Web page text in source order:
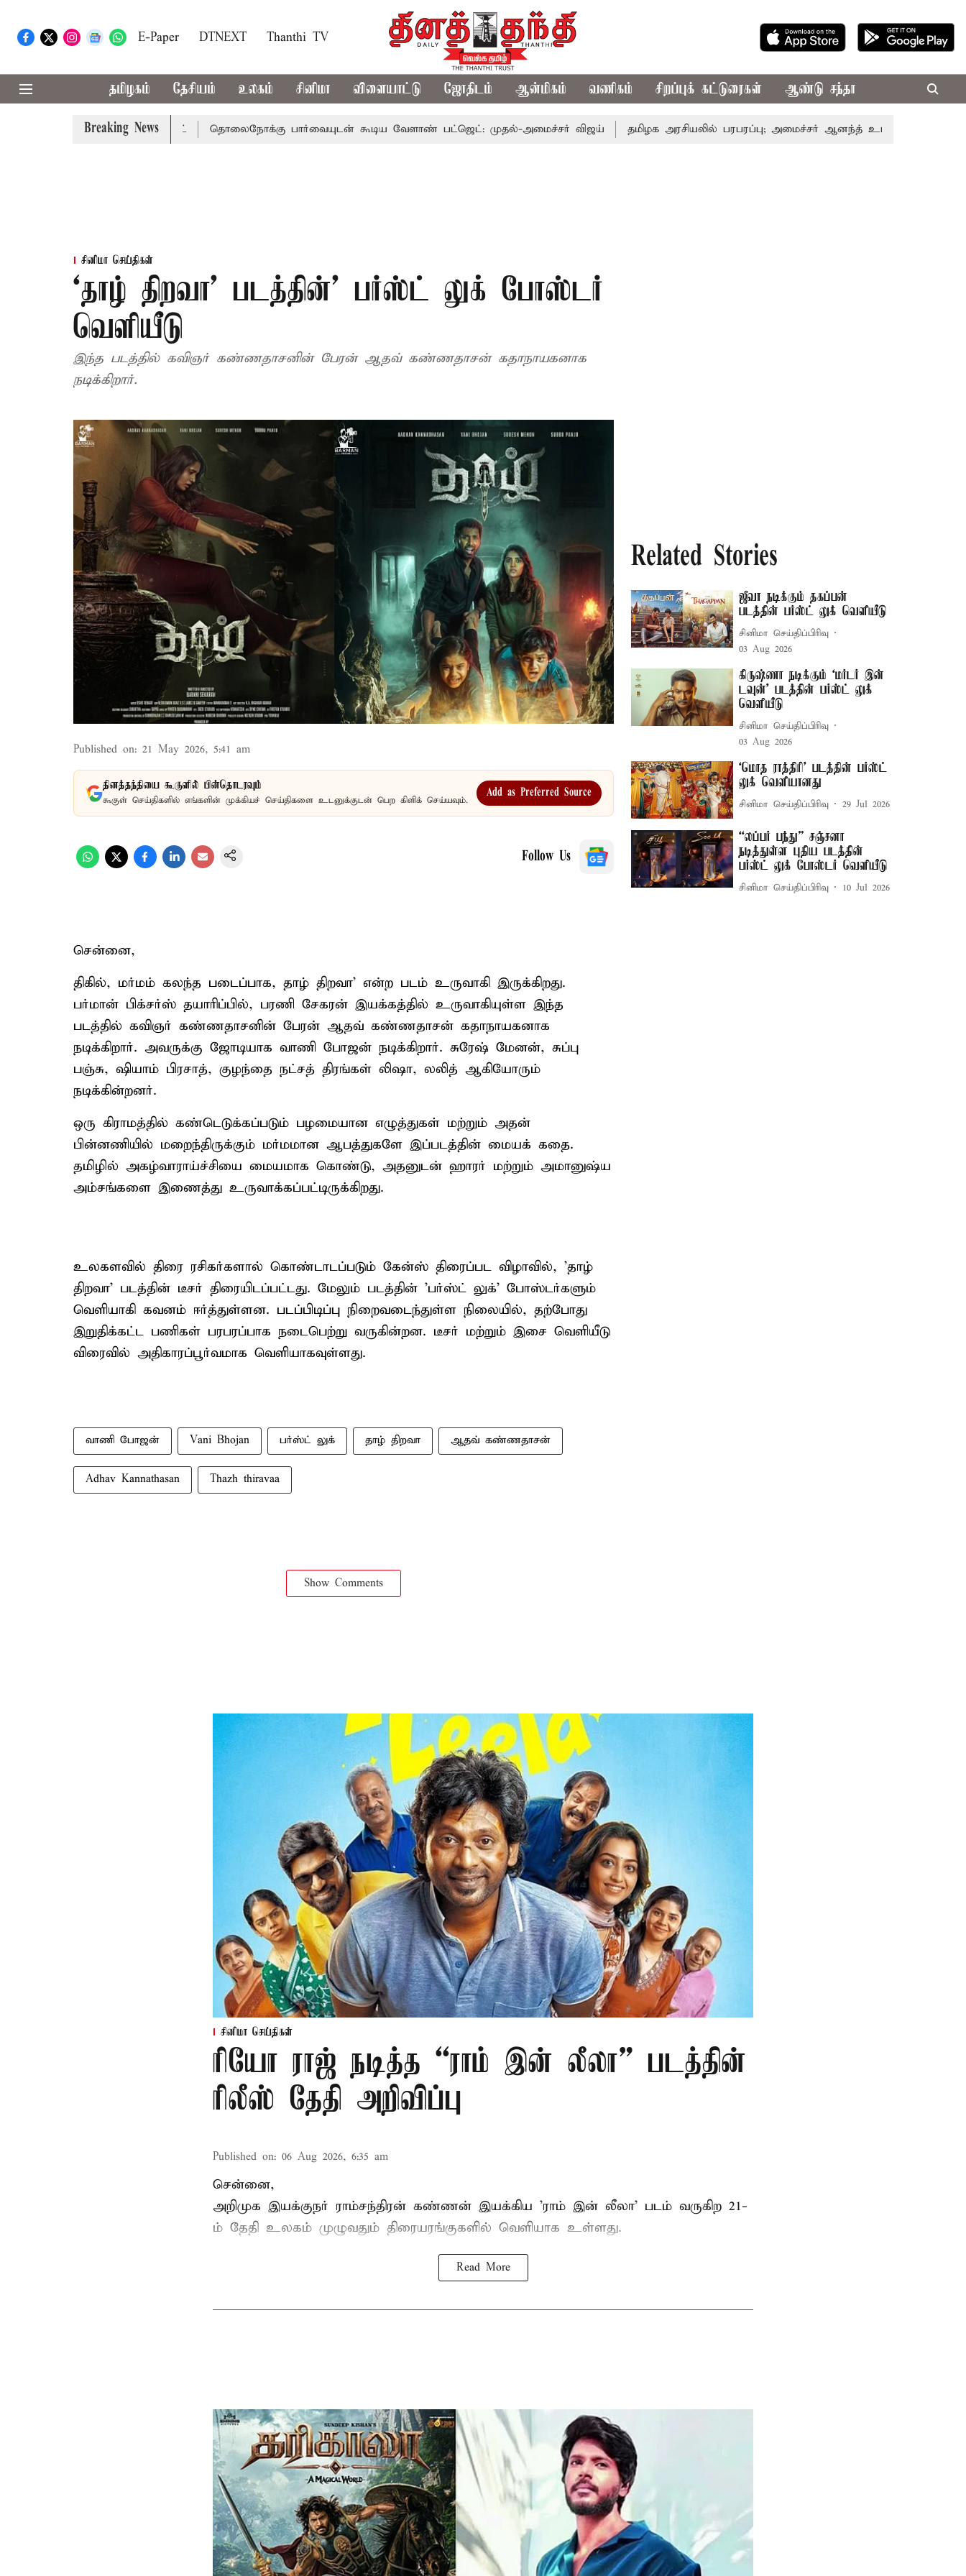
E-Paper DTNEXT Thanthi TV
தமிழகம் தேசியம் உலகம் சினிமா விளையாட்டு ஜோதிடம் ஆன்மிகம் வணிகம் சிறப்புக் கட்டுரைகள் ஆண்டு சந்தா
Breaking News
பிடிவாராண்ட் தொலைநோக்கு பார்வையுடன் கூடிய வேளாண் பட்ஜெட்: முதல்-அமைச்சர் விஜய் தமிழக அரசியலில் பரபரப்பு; அமைச்சர் ஆனந்த் உடன் சி.வி. சண்முகம்,
சினிமா செய்திகள்
‘தாழ் திறவா' படத்தின்' பர்ஸ்ட் லுக் போஸ்டர்
வெளியீடு
இந்த படத்தில் கவிஞர் கண்ணதாசனின் பேரன் ஆதவ் கண்ணதாசன் கதாநாயகனாக
நடிக்கிறார்.
Published on: 21 May 2026, 5:41 am
தினத்தந்தியை கூகுளில் பின்தொடரவும்
கூகுள் செய்திகளில் எங்களின் முக்கியச் செய்திகளை உடனுக்குடன் பெற கிளிக் செய்யவும்.
Add as Preferred Source
Follow Us
சென்னை,
திகில், மர்மம் கலந்த படைப்பாக, தாழ் திறவா' என்ற படம் உருவாகி இருக்கிறது.
பர்மான் பிக்சர்ஸ் தயாரிப்பில், பரணி சேகரன் இயக்கத்தில் உருவாகியுள்ள இந்த
படத்தில் கவிஞர் கண்ணதாசனின் பேரன் ஆதவ் கண்ணதாசன் கதாநாயகனாக
நடிக்கிறார். அவருக்கு ஜோடியாக வாணி போஜன் நடிக்கிறார். சுரேஷ் மேனன், சுப்பு
பஞ்சு, ஷியாம் பிரசாத், குழந்தை நட்சத் திரங்கள் லிஷா, லலித் ஆகியோரும்
நடிக்கின்றனர்.
ஒரு கிராமத்தில் கண்டெடுக்கப்படும் பழமையான எழுத்துகள் மற்றும் அதன்
பின்னணியில் மறைந்திருக்கும் மர்மமான ஆபத்துகளே இப்படத்தின் மையக் கதை.
தமிழில் அகழ்வாராய்ச்சியை மையமாக கொண்டு, அதனுடன் ஹாரர் மற்றும் அமானுஷ்ய
அம்சங்களை இணைத்து உருவாக்கப்பட்டிருக்கிறது.
உலகளவில் திரை ரசிகர்களால் கொண்டாடப்படும் கேன்ஸ் திரைப்பட விழாவில், 'தாழ்
திறவா' படத்தின் டீசர் திரையிடப்பட்டது. மேலும் படத்தின் 'பர்ஸ்ட் லுக்' போஸ்டர்களும்
வெளியாகி கவனம் ஈர்த்துள்ளன. படப்பிடிப்பு நிறைவடைந்துள்ள நிலையில், தற்போது
இறுதிக்கட்ட பணிகள் பரபரப்பாக நடைபெற்று வருகின்றன. டீசர் மற்றும் இசை வெளியீடு
விரைவில் அதிகாரப்பூர்வமாக வெளியாகவுள்ளது.
வாணி போஜன் Vani Bhojan பர்ஸ்ட் லுக் தாழ் திறவா ஆதவ் கண்ணதாசன்
Adhav Kannathasan Thazh thiravaa
Show Comments
Related Stories
ஜீவா நடிக்கும் தகப்பன்
படத்தின் பர்ஸ்ட் லுக் வெளியீடு
சினிமா செய்திப்பிரிவு
03 Aug 2026
கிருஷ்ணா நடிக்கும் ‘மர்டர் இன்
டவுன்’ படத்தின் பர்ஸ்ட் லுக்
வெளியீடு
சினிமா செய்திப்பிரிவு
03 Aug 2026
‘மொத ராத்திரி’ படத்தின் பர்ஸ்ட்
லுக் வெளியானது
சினிமா செய்திப்பிரிவு 29 Jul 2026
“லப்பர் பந்து” சஞ்சனா
நடித்துள்ள புதிய படத்தின்
பர்ஸ்ட் லுக் போஸ்டர் வெளியீடு
சினிமா செய்திப்பிரிவு 10 Jul 2026
சினிமா செய்திகள்
ரியோ ராஜ் நடித்த “ராம் இன் லீலா” படத்தின்
ரிலீஸ் தேதி அறிவிப்பு
Published on: 06 Aug 2026, 6:35 am
சென்னை,
அறிமுக இயக்குநர் ராம்சந்திரன் கண்ணன் இயக்கிய 'ராம் இன் லீலா' படம் வருகிற 21-
ம் தேதி உலகம் முழுவதும் திரையரங்குகளில் வெளியாக உள்ளது.
Read More